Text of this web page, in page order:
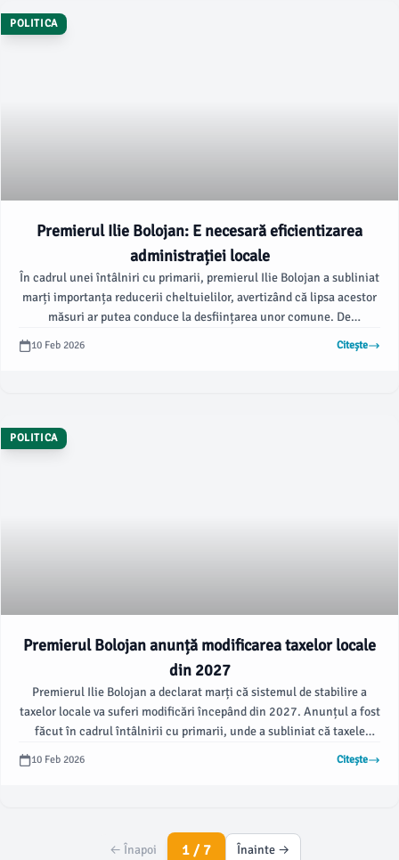
POLITICA
Premierul Ilie Bolojan: E necesară eficientizarea
administrației locale
În cadrul unei întâlniri cu primarii, premierul Ilie Bolojan a subliniat
marți importanța reducerii cheltuielilor, avertizând că lipsa acestor
măsuri ar putea conduce la desființarea unor comune. De
10 Feb 2026 Citește
POLITICA
Premierul Bolojan anunță modificarea taxelor locale
din 2027
Premierul Ilie Bolojan a declarat marți că sistemul de stabilire a
taxelor locale va suferi modificări începând din 2027. Anunțul a fost
făcut în cadrul întâlnirii cu primarii, unde a subliniat că taxele
10 Feb 2026 Citește
← Înapoi 1 / 7 Înainte →